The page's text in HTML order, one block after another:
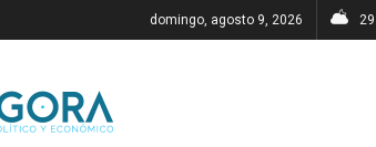
domingo, agosto 9, 2026 29